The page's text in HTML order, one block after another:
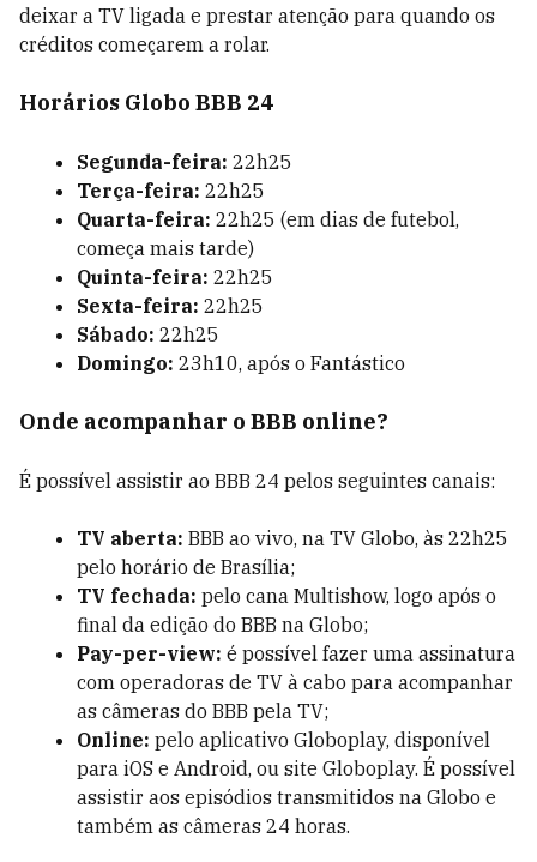
deixar a TV ligada e prestar atenção para quando os
créditos começarem a rolar.
Horários Globo BBB 24
Segunda-feira: 22h25
Terça-feira: 22h25
Quarta-feira: 22h25 (em dias de futebol,
começa mais tarde)
Quinta-feira: 22h25
Sexta-feira: 22h25
Sábado: 22h25
Domingo: 23h10, após o Fantástico
Onde acompanhar o BBB online?
É possível assistir ao BBB 24 pelos seguintes canais:
TV aberta: BBB ao vivo, na TV Globo, às 22h25
pelo horário de Brasília;
TV fechada: pelo cana Multishow, logo após o
final da edição do BBB na Globo;
Pay-per-view: é possível fazer uma assinatura
com operadoras de TV à cabo para acompanhar
as câmeras do BBB pela TV;
Online: pelo aplicativo Globoplay, disponível
para iOS e Android, ou site Globoplay. É possível
assistir aos episódios transmitidos na Globo e
também as câmeras 24 horas.